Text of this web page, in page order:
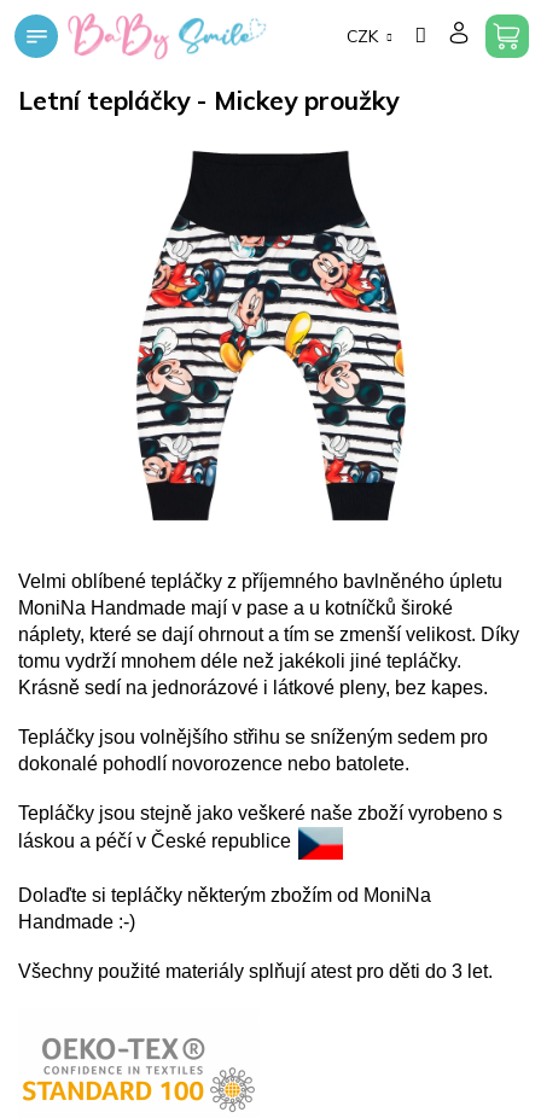
Přejít
na
CZK
Letní tepláčky - Mickey proužky
Velmi oblíbené tepláčky z příjemného bavlněného úpletu
MoniNa Handmade mají v pase a u kotníčků široké
náplety, které se dají ohrnout a tím se zmenší velikost. Díky
tomu vydrží mnohem déle než jakékoli jiné tepláčky.
Krásně sedí na jednorázové i látkové pleny, bez kapes.
Tepláčky jsou volnějšího střihu se sníženým sedem pro
dokonalé pohodlí novorozence nebo batolete.
Tepláčky jsou stejně jako veškeré naše zboží vyrobeno s
láskou a péčí v České republice
Dolaďte si tepláčky některým zbožím od MoniNa
Handmade :-)
Všechny použité materiály splňují atest pro děti do 3 let.